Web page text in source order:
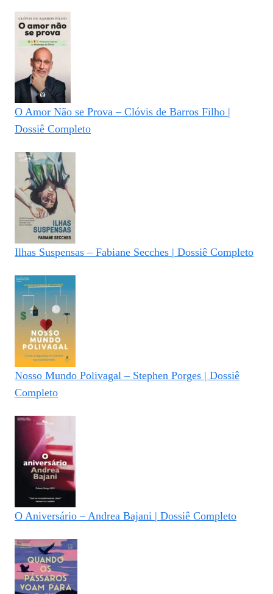
O Amor Não se Prova – Clóvis de Barros Filho |
Dossiê Completo
Ilhas Suspensas – Fabiane Secches | Dossiê Completo
Nosso Mundo Polivagal – Stephen Porges | Dossiê
Completo
O Aniversário – Andrea Bajani | Dossiê Completo